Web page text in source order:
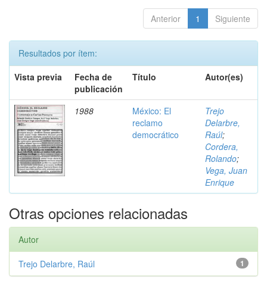
Anterior 1 Siguiente
Resultados por ítem:
Vista previa
Fecha de
publicación
Título Autor(es)
1988
México: El
reclamo
democrático
Trejo
Delarbre,
Raúl;
Cordera,
Rolando;
Vega, Juan
Enrique
Otras opciones relacionadas
Autor
1
Trejo Delarbre, Raúl